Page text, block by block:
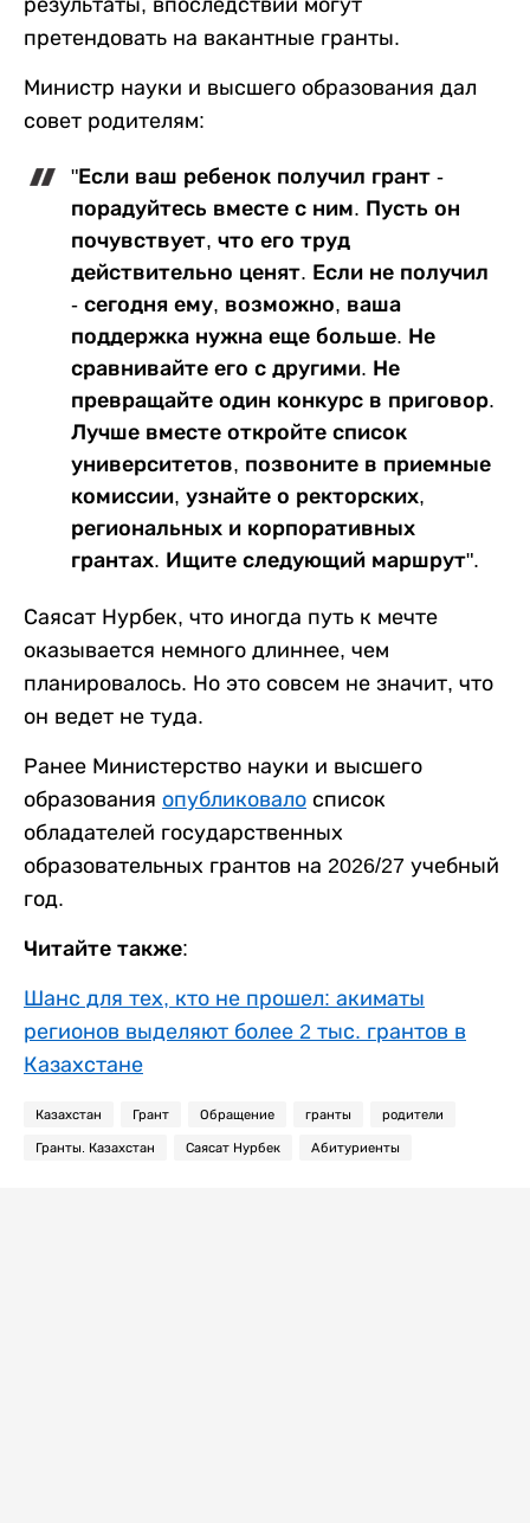
претендовать на вакантные гранты.
Министр науки и высшего образования дал
совет родителям:
"Если ваш ребенок получил грант -
порадуйтесь вместе с ним. Пусть он
почувствует, что его труд
действительно ценят. Если не получил
- сегодня ему, возможно, ваша
поддержка нужна еще больше. Не
сравнивайте его с другими. Не
превращайте один конкурс в приговор.
Лучше вместе откройте список
университетов, позвоните в приемные
комиссии, узнайте о ректорских,
региональных и корпоративных
грантах. Ищите следующий маршрут".
Саясат Нурбек, что иногда путь к мечте
оказывается немного длиннее, чем
планировалось. Но это совсем не значит, что
он ведет не туда.
Ранее Министерство науки и высшего
образования опубликовало список
обладателей государственных
образовательных грантов на 2026/27 учебный
год.
Читайте также:
Шанс для тех, кто не прошел: акиматы
регионов выделяют более 2 тыс. грантов в
Казахстане
Казахстан Грант Обращение гранты родители
Гранты. Казахстан Саясат Нурбек Абитуриенты